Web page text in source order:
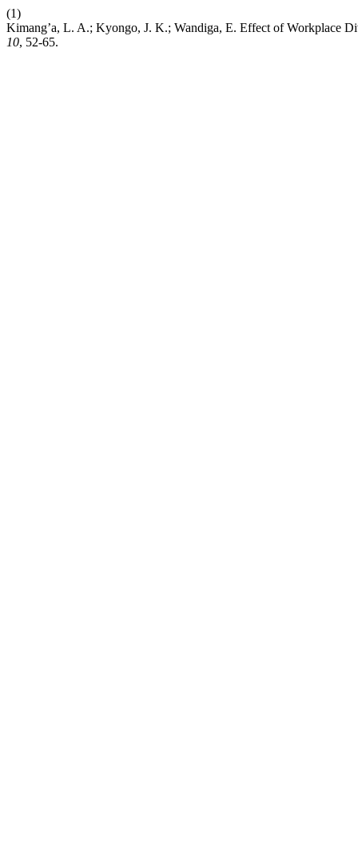
(1)
Kimang’a, L. A.; Kyongo, J. K.; Wandiga, E. Effect of Workplace
10, 52-65.